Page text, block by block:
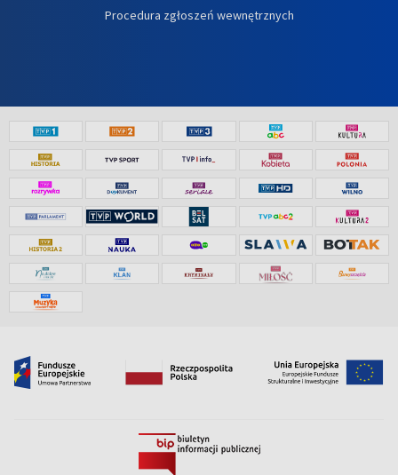
Procedura zgłoszeń wewnętrznych